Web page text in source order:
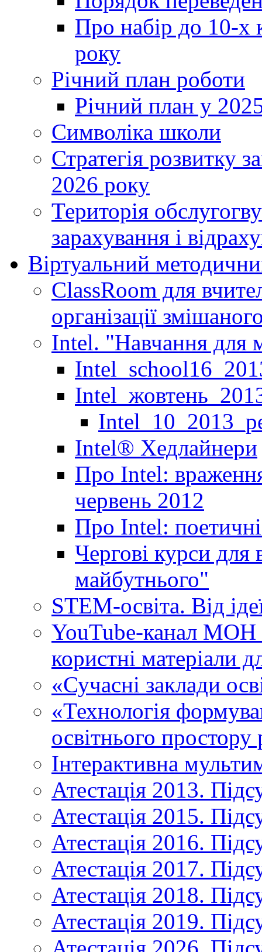
Про набір до 10-х
року
Річний план роботи
Річний план у
Символіка школи
Стратегія розвитку
2026 року
Територія
зарахування і
Віртуальний
ClassRoom для
організації
Intel. "Навчання для
Іntel® Хедлайнери
Про Intel:
червень 2012
Про Intel:
Чергові курси
майбутнього"
STEM-освіта. Від
YouTube-канал МОН
користні матеріали
«Сучасні заклади
«Технологія
освітнього простору
Інтерактивна
Атестація 2013.
Атестація 2015.
Атестація 2016.
Атестація 2017.
Атестація 2018.
Атестація 2019.